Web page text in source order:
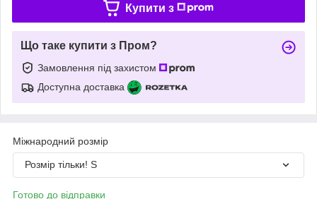
Купити з
Що таке купити з Пром?
Замовлення під захистом
Доступна доставка
Міжнародний розмір
Розмір тільки! S
Готово до відправки